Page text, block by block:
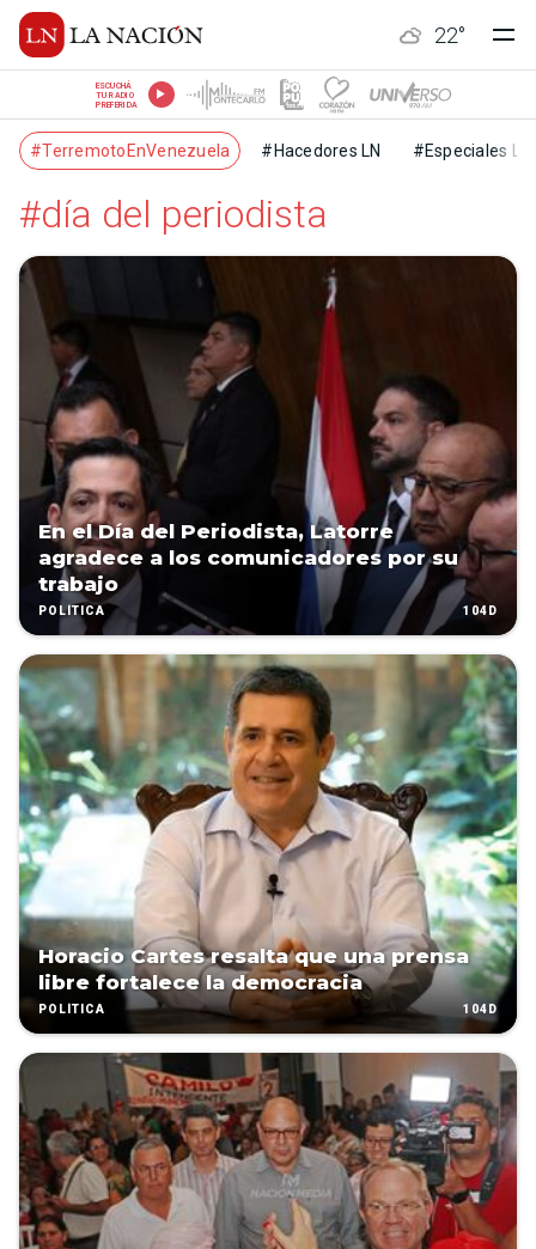
22°
ESCUCHÁ
TU RADIO
PREFERIDA
#TerremotoEnVenezuela #Hacedores LN #Especiales LN
#día del periodista
En el Día del Periodista, Latorre
agradece a los comunicadores por su
trabajo
POLÍTICA 104D
Horacio Cartes resalta que una prensa
libre fortalece la democracia
POLÍTICA 104D